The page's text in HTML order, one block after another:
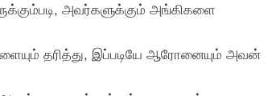
அவர்களுக்கும் அங்கிகளை
தரித்து, இப்படியே ஆரோனையும் அவன்